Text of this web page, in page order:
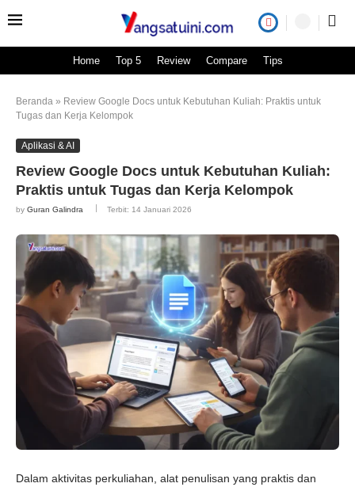
Home Top 5 Review Compare Tips
Beranda » Review Google Docs untuk Kebutuhan Kuliah: Praktis untuk
Tugas dan Kerja Kelompok
Aplikasi & AI
Review Google Docs untuk Kebutuhan Kuliah:
Praktis untuk Tugas dan Kerja Kelompok
by Guran Galindra Terbit: 14 Januari 2026
Dalam aktivitas perkuliahan, alat penulisan yang praktis dan